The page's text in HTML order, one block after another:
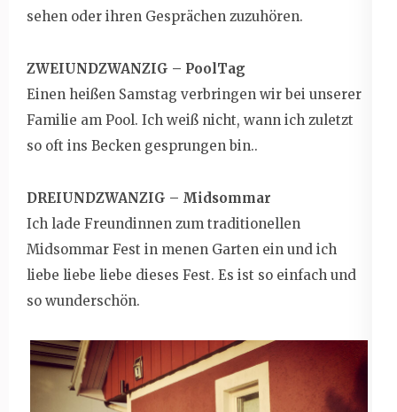
sehen oder ihren Gesprächen zuzuhören.
ZWEIUNDZWANZIG – PoolTag
Einen heißen Samstag verbringen wir bei unserer
Familie am Pool. Ich weiß nicht, wann ich zuletzt
so oft ins Becken gesprungen bin..
DREIUNDZWANZIG – Midsommar
Ich lade Freundinnen zum traditionellen
Midsommar Fest in menen Garten ein und ich
liebe liebe liebe dieses Fest. Es ist so einfach und
so wunderschön.